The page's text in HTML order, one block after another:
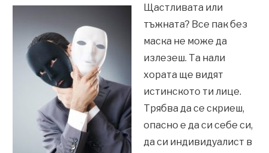
Щастливата или
тъжната? Все пак без
маска не може да
излезеш. Та нали
хората ще видят
истинското ти лице.
Трябва да се скриеш,
опасно е да си себе си,
да си индивидуалист в